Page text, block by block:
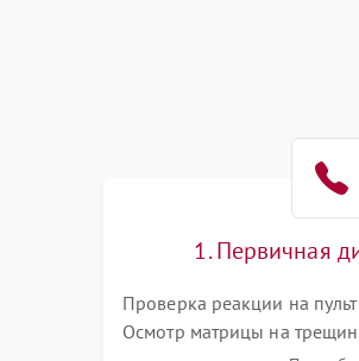
Программное
Корпус и механика
1. Первичная
Проверка реакции на
Осмотр матрицы на